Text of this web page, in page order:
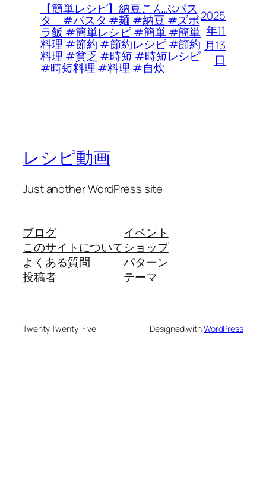
【簡単レシピ】納豆こんぶパス
タ #パスタ #麺 #納豆 #ズボ
ラ飯 #簡単レシピ #簡単 #簡単
料理 #節約 #節約レシピ #節約
料理 #貧乏 #時短 #時短レシピ
#時短料理 #料理 #自炊
2025
年11
月13
日
レシピ動画
Just another WordPress site
ブログ
このサイトについて
よくある質問
投稿者
イベント
ショップ
パターン
テーマ
Twenty Twenty-Five Designed withWordPress